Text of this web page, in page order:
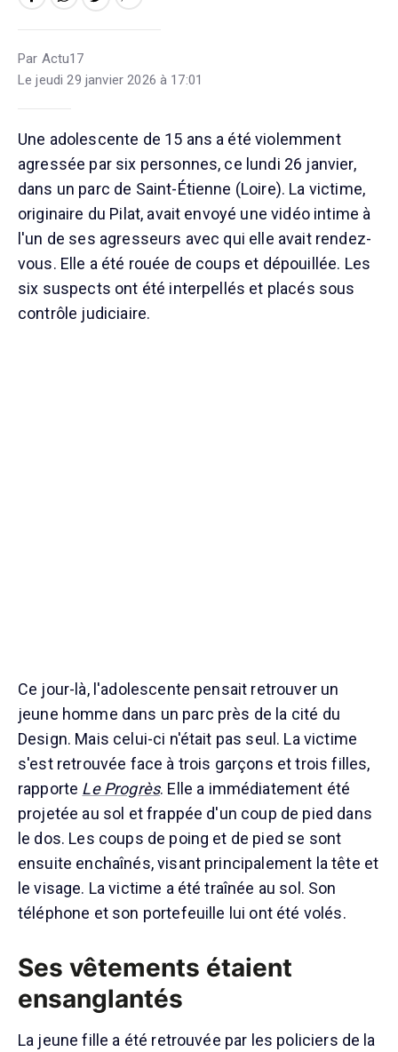
Par Actu17
Le jeudi 29 janvier 2026 à 17:01
Une adolescente de 15 ans a été violemment
agressée par six personnes, ce lundi 26 janvier,
dans un parc de Saint-Étienne (Loire). La victime,
originaire du Pilat, avait envoyé une vidéo intime à
l'un de ses agresseurs avec qui elle avait rendez-
vous. Elle a été rouée de coups et dépouillée. Les
six suspects ont été interpellés et placés sous
contrôle judiciaire.
Ce jour-là, l'adolescente pensait retrouver un
jeune homme dans un parc près de la cité du
Design. Mais celui-ci n'était pas seul. La victime
s'est retrouvée face à trois garçons et trois filles,
rapporte Le Progrès. Elle a immédiatement été
projetée au sol et frappée d'un coup de pied dans
le dos. Les coups de poing et de pied se sont
ensuite enchaînés, visant principalement la tête et
le visage. La victime a été traînée au sol. Son
téléphone et son portefeuille lui ont été volés.
Ses vêtements étaient
ensanglantés
La jeune fille a été retrouvée par les policiers de la